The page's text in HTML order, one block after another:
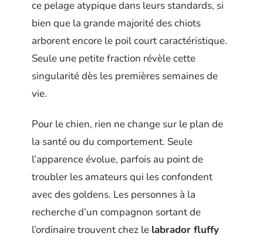
ce pelage atypique dans leurs standards, si
bien que la grande majorité des chiots
arborent encore le poil court caractéristique.
Seule une petite fraction révèle cette
singularité dès les premières semaines de
vie.
Pour le chien, rien ne change sur le plan de
la santé ou du comportement. Seule
l’apparence évolue, parfois au point de
troubler les amateurs qui les confondent
avec des goldens. Les personnes à la
recherche d’un compagnon sortant de
l’ordinaire trouvent chez le labrador fluffy